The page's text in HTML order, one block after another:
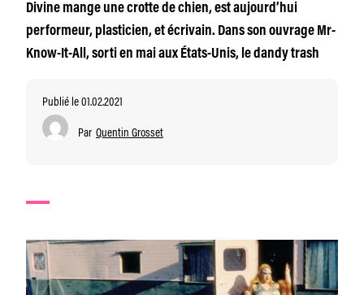
Divine mange une crotte de chien, est aujourd’hui
performeur, plasticien, et écrivain. Dans son ouvrage Mr-
Know-It-All, sorti en mai aux États-Unis, le dandy trash
Publié le 01.02.2021
Par Quentin Grosset